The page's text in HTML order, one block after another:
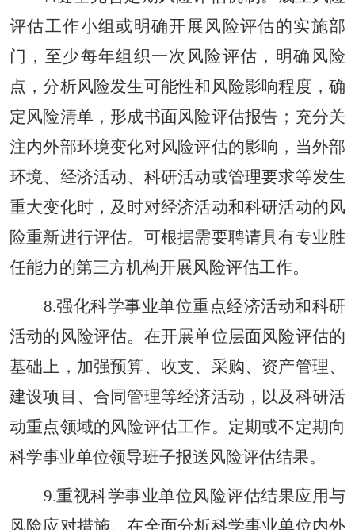
评估工作小组或明确开展风险评估的实施部
门，至少每年组织一次风险评估，明确风险
点，分析风险发生可能性和风险影响程度，确
定风险清单，形成书面风险评估报告；充分关
注内外部环境变化对风险评估的影响，当外部
环境、经济活动、科研活动或管理要求等发生
重大变化时，及时对经济活动和科研活动的风
险重新进行评估。可根据需要聘请具有专业胜
任能力的第三方机构开展风险评估工作。
8.强化科学事业单位重点经济活动和科研
活动的风险评估。在开展单位层面风险评估的
基础上，加强预算、收支、采购、资产管理、
建设项目、合同管理等经济活动，以及科研活
动重点领域的风险评估工作。定期或不定期向
科学事业单位领导班子报送风险评估结果。
9.重视科学事业单位风险评估结果应用与
风险应对措施。在全面分析科学事业单位内外